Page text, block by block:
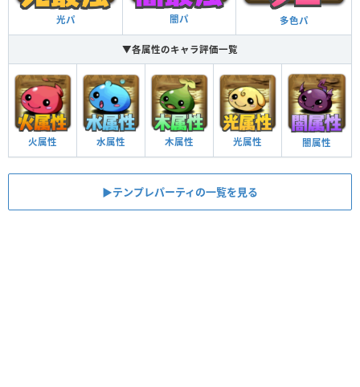
光パ 闇パ 多色パ
▼各属性のキャラ評価一覧
火属性 水属性 木属性 光属性 闇属性
▶︎テンプレパーティの一覧を見る